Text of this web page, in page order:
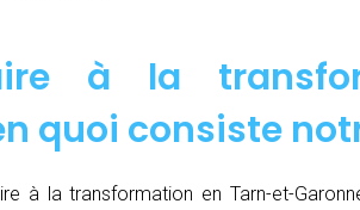
à la
quoi consiste
à la transformation en Tarn-et-